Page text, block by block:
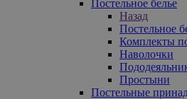
Постельное белье
Назад
Постельное
Комплекты
Наволочки
Простыни
Постельные